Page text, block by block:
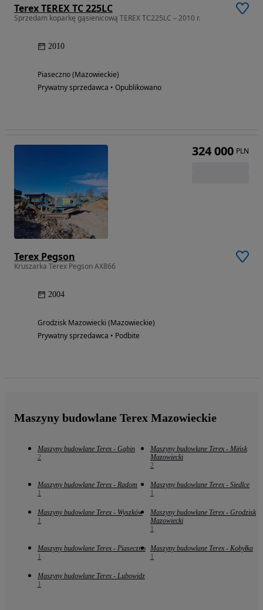
Terex TEREX TC 225LC
Sprzedam koparkę gąsienicową TEREX TC225LC – 2010 r.
2010
Piaseczno (Mazowieckie)
Prywatny sprzedawca • Opublikowano
Terex Pegson
Kruszarka Terex Pegson AX866
2004
Grodzisk Mazowiecki (Mazowieckie)
Prywatny sprzedawca • Podbite
324 000 PLN
Maszyny budowlane Terex Mazowieckie
Maszyny budowlane Terex - Gąbin
2
Maszyny budowlane Terex - Mińsk
Mazowiecki
2
Maszyny budowlane Terex - Radom
1
Maszyny budowlane Terex - Siedlce
1
Maszyny budowlane Terex - Wyszków
1
Maszyny budowlane Terex - Grodzisk
Mazowiecki
1
Maszyny budowlane Terex - Piaseczno
1
Maszyny budowlane Terex - Kobyłka
1
Maszyny budowlane Terex - Lubowidz
1